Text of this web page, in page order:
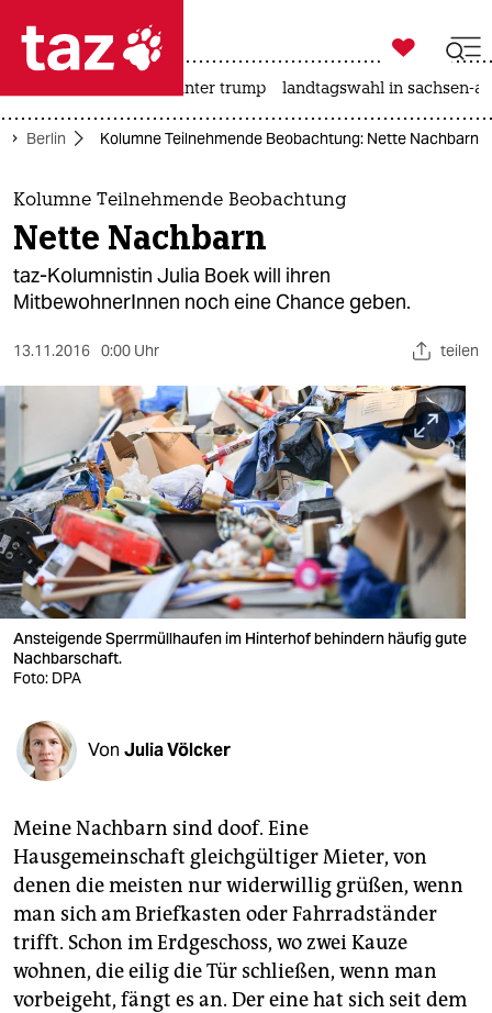
 taz zahl ich
taz zahl ich
themen
politik
öko
gesellschaft
kultur
sport
berlin
nord
wahrheit
verlag
verlag
veranstaltungen
shop
fragen & hilfe
unterstützen
genossenschaft
epaper login

taz zahl ich
usa unter trump landtagswahl in sachsen-
Berlin Kolumne Teilnehmende Beobachtung: Nette Nachbarn
Kolumne Teilnehmende Beobachtung
Nette Nachbarn
taz-Kolumnistin Julia Boek will ihren
MitbewohnerInnen noch eine Chance geben.
13.11.2016 0:00 Uhr teilen
Ansteigende Sperrmüllhaufen im Hinterhof behindern häufig gute
Nachbarschaft.
Foto: DPA
Von Julia Völcker
Meine Nachbarn sind doof. Eine
Hausgemeinschaft gleichgültiger Mieter, von
denen die meisten nur widerwillig grüßen, wenn
man sich am Briefkasten oder Fahrradständer
trifft. Schon im Erdgeschoss, wo zwei Kauze
wohnen, die eilig die Tür schließen, wenn man
vorbeigeht, fängt es an. Der eine hat sich seit dem